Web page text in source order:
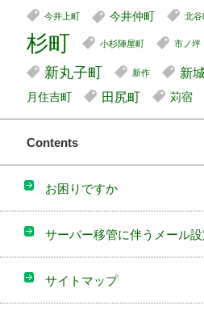
今井上町 今井仲町 北谷
杉町
小杉陣屋町 市ノ坪
新丸子町 新作 新
月住吉町
田尻町 苅宿
Contents
お困りですか
サーバー移管に伴うメール
サイトマップ